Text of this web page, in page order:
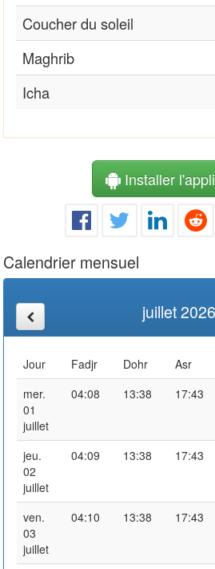
Coucher du soleil
Maghrib
Icha
Installer
Calendrier mensuel
juillet 2026
Jour Fadjr Dohr Asr
mer.
01
juillet
04:08 13:38 17:43
jeu.
02
juillet
04:09 13:38 17:43
ven.
03
juillet
04:10 13:38 17:43